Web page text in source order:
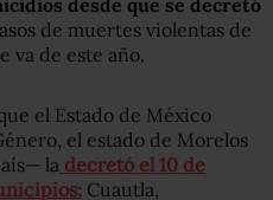
de muertes violentas de
va de este año.
el Estado de México
el estado de Morelos
la decretó el 10 de
Cuautla,